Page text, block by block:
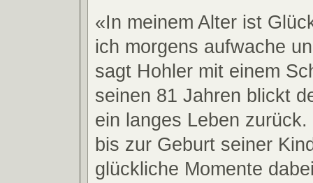
«In meinem Alter ist
ich morgens aufwache
sagt Hohler mit einem
seinen 81 Jahren blickt
ein langes Leben
bis zur Geburt seiner
glückliche Momente